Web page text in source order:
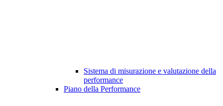
Sistema di misurazione e valutazione della
performance
Piano della Performance